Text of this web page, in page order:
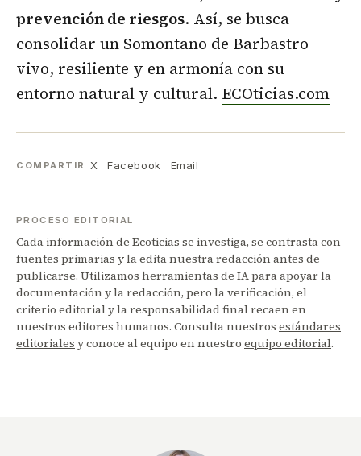
prevención de riesgos. Así, se busca
consolidar un Somontano de Barbastro
vivo, resiliente y en armonía con su
entorno natural y cultural. ECOticias.com
COMPARTIR X Facebook Email
PROCESO EDITORIAL
Cada información de Ecoticias se investiga, se contrasta con
fuentes primarias y la edita nuestra redacción antes de
publicarse. Utilizamos herramientas de IA para apoyar la
documentación y la redacción, pero la verificación, el
criterio editorial y la responsabilidad final recaen en
nuestros editores humanos. Consulta nuestros estándares
editoriales y conoce al equipo en nuestro equipo editorial.